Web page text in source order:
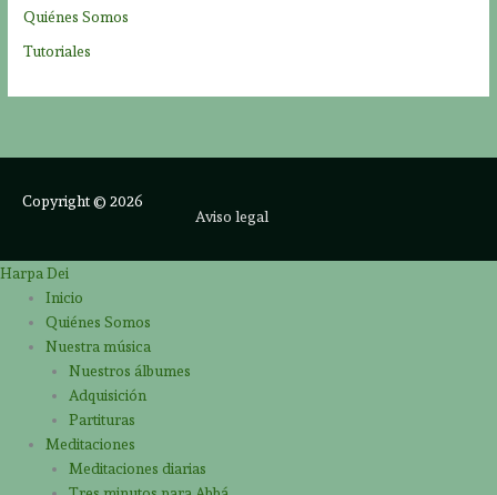
Quiénes Somos
Tutoriales
Copyright © 2026
Aviso legal
Harpa Dei
Inicio
Quiénes Somos
Nuestra música
Nuestros álbumes
Adquisición
Partituras
Meditaciones
Meditaciones diarias